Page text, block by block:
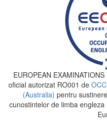
EUROPEAN
oficial autorizat RO001 de
(Australia) pentru
cunostintelor de limba